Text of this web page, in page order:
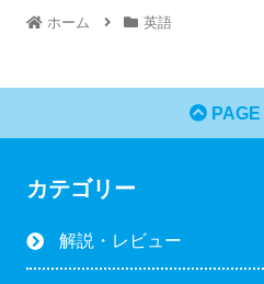
ホーム 英語
カテゴリー
解説・レビュー